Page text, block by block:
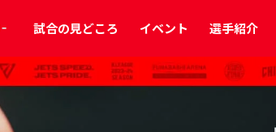
試合の見どころ イベント 選手紹介